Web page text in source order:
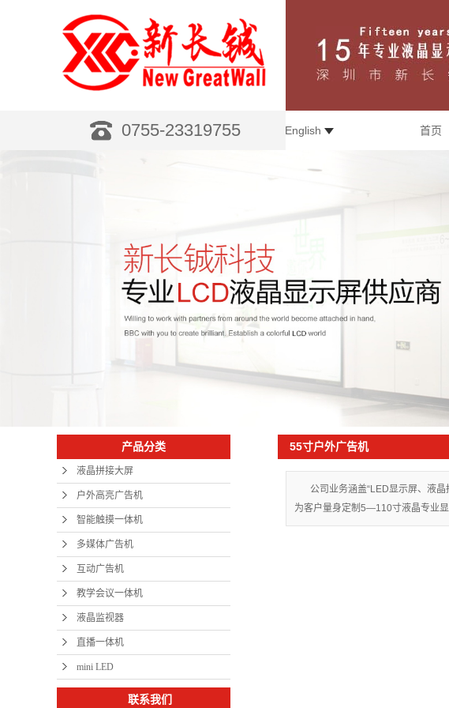
0755-23319755 English 首页
产品分类
液晶拼接大屏
户外高亮广告机
智能触摸一体机
多媒体广告机
互动广告机
教学会议一体机
液晶监视器
直播一体机
mini LED
联系我们
55寸户外广告机
公司业务涵盖“LED显示屏、液
为客户量身定制5—110寸液晶专业显